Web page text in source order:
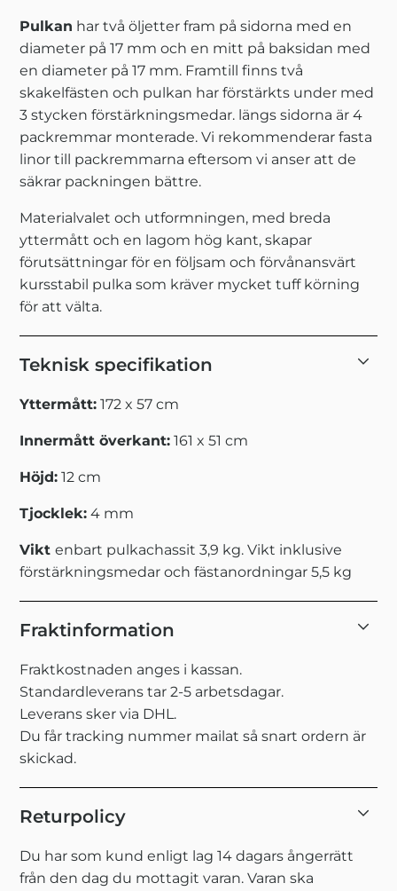
Pulkan har två öljetter fram på sidorna med en
diameter på 17 mm och en mitt på baksidan med
en diameter på 17 mm. Framtill finns två
skakelfästen och pulkan har förstärkts under med
3 stycken förstärkningsmedar. längs sidorna är 4
packremmar monterade. Vi rekommenderar fasta
linor till packremmarna eftersom vi anser att de
säkrar packningen bättre.
Materialvalet och utformningen, med breda
yttermått och en lagom hög kant, skapar
förutsättningar för en följsam och förvånansvärt
kursstabil pulka som kräver mycket tuff körning
för att välta.
Teknisk specifikation
Yttermått: 172 x 57 cm
Innermått överkant: 161 x 51 cm
Höjd: 12 cm
Tjocklek: 4 mm
Viktenbart pulkachassit 3,9 kg. Vikt inklusive
förstärkningsmedar och fästanordningar 5,5 kg
Fraktinformation
Fraktkostnaden anges i kassan.
Standardleverans tar 2-5 arbetsdagar.
Leverans sker via DHL.
Du får tracking nummer mailat så snart ordern är
skickad.
Returpolicy
Du har som kund enligt lag 14 dagars ångerrätt
från den dag du mottagit varan. Varan ska